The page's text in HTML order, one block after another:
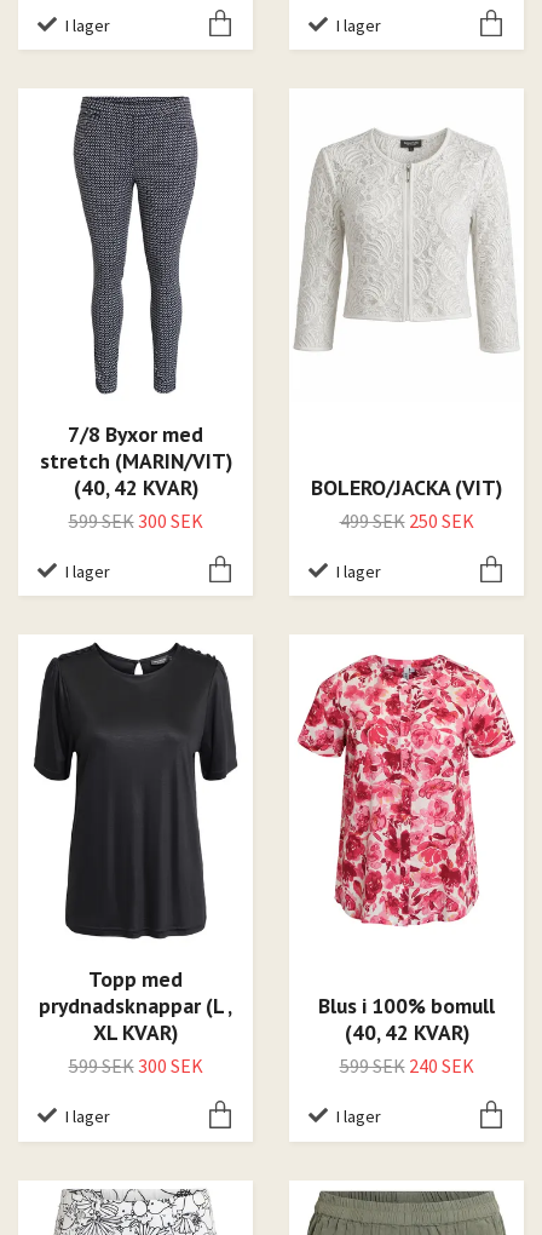
I lager I lager
7/8 Byxor med
stretch (MARIN/VIT)
(40, 42 KVAR)
599 SEK300 SEK
I lager
BOLERO/JACKA (VIT)
499 SEK 250 SEK
I lager
Topp med
prydnadsknappar (L ,
XL KVAR)
599 SEK300 SEK
I lager
Blus i 100% bomull
(40, 42 KVAR)
599 SEK 240 SEK
I lager